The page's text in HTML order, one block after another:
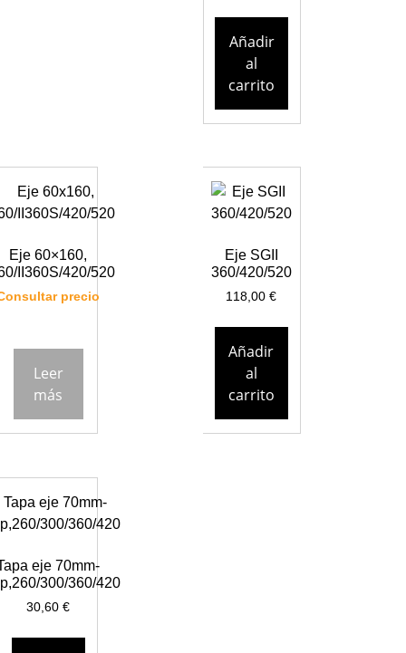
Añadir
al
carrito
Eje 60×160,
II360S/420/520
precio
Leer
más
Eje SGII
360/420/520
118,00€
Añadir
al
carrito
eje 70mm-
300/360/420
30,60€